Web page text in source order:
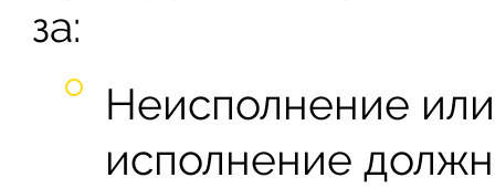
за:
Неисполнение
исполнение